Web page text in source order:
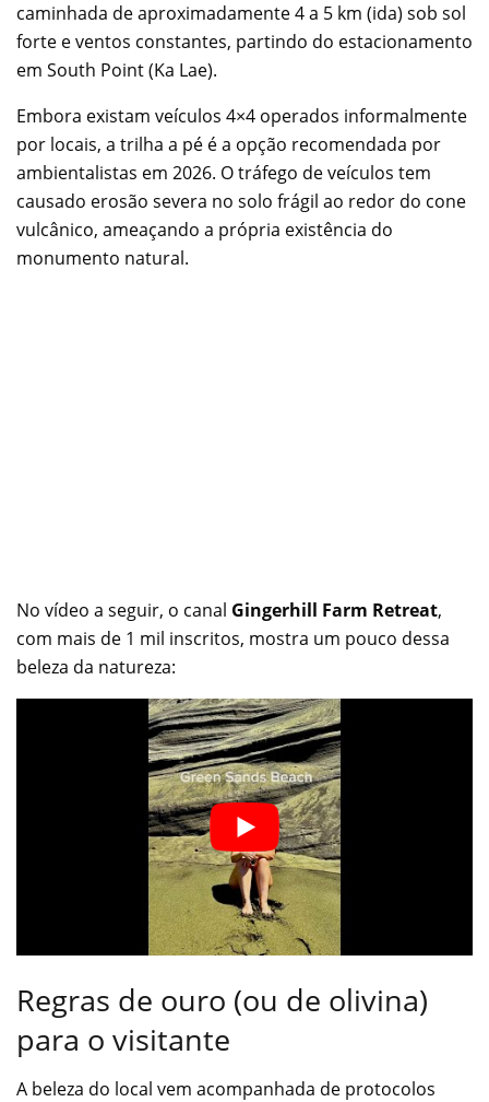
caminhada de aproximadamente 4 a 5 km (ida) sob sol
forte e ventos constantes, partindo do estacionamento
em South Point (Ka Lae).
Embora existam veículos 4×4 operados informalmente
por locais, a trilha a pé é a opção recomendada por
ambientalistas em 2026. O tráfego de veículos tem
causado erosão severa no solo frágil ao redor do cone
vulcânico, ameaçando a própria existência do
monumento natural.
No vídeo a seguir, o canal Gingerhill Farm Retreat,
com mais de 1 mil inscritos, mostra um pouco dessa
beleza da natureza:
Regras de ouro (ou de olivina)
para o visitante
A beleza do local vem acompanhada de protocolos